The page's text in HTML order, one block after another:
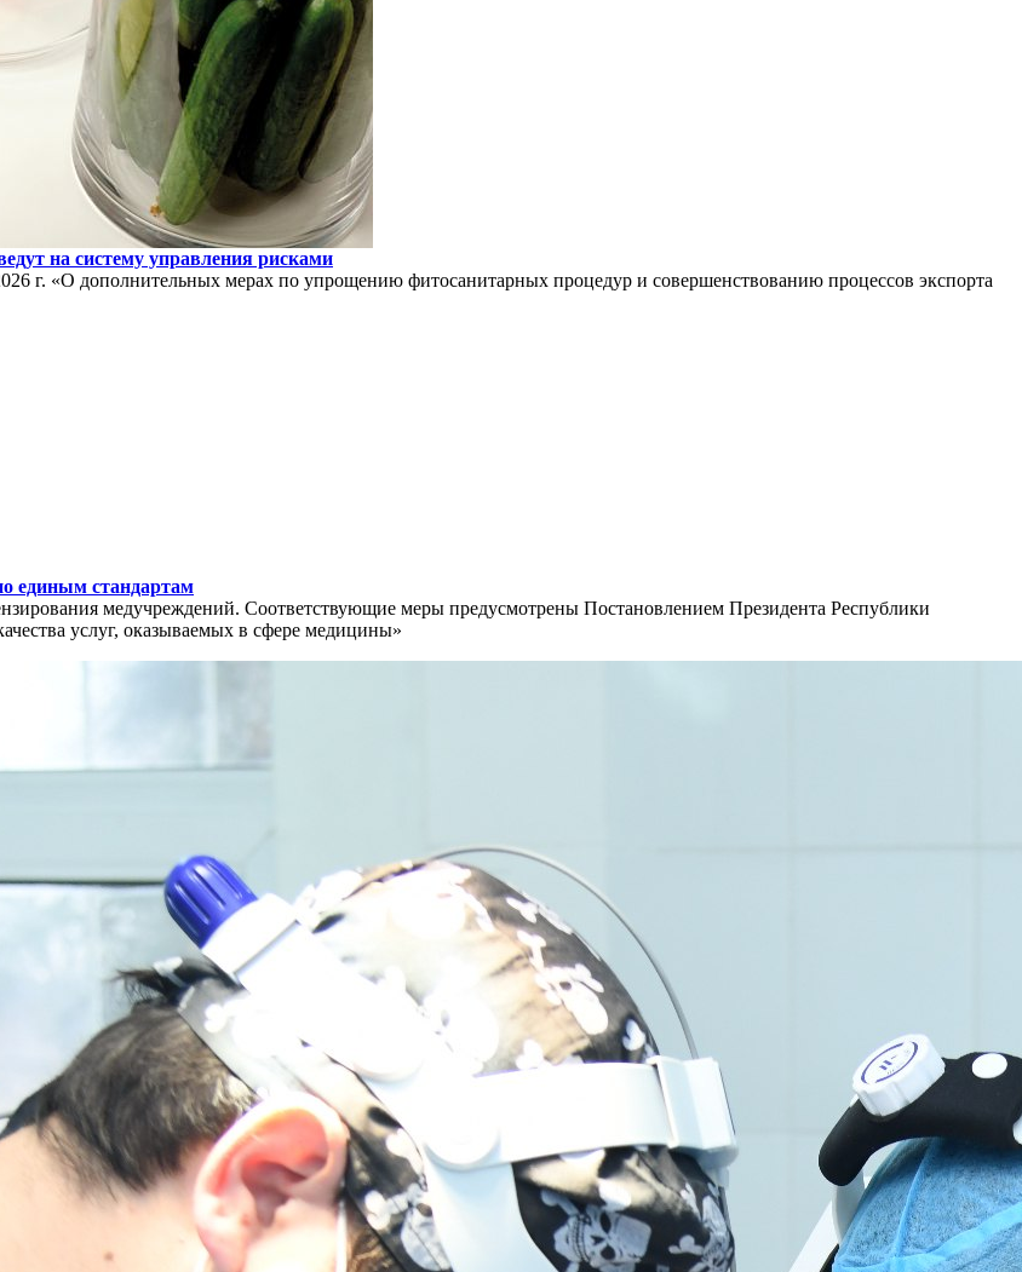
на систему управления рисками
г. «О дополнительных мерах по упрощению фитосанитарных процедур и совершенствованию процессов экспорта
единым стандартам
медучреждений. Соответствующие меры предусмотрены Постановлением Президента Республики
услуг, оказываемых в сфере медицины»